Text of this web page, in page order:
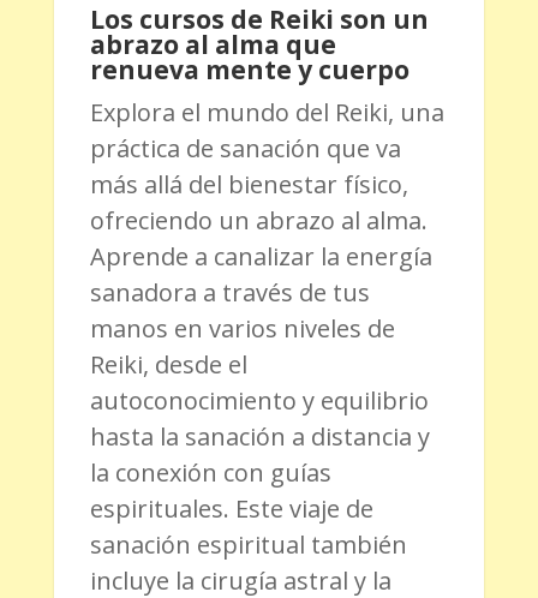
Los cursos de Reiki son un
abrazo al alma que
renueva mente y cuerpo
Explora el mundo del Reiki, una
práctica de sanación que va
más allá del bienestar físico,
ofreciendo un abrazo al alma.
Aprende a canalizar la energía
sanadora a través de tus
manos en varios niveles de
Reiki, desde el
autoconocimiento y equilibrio
hasta la sanación a distancia y
la conexión con guías
espirituales. Este viaje de
sanación espiritual también
incluye la cirugía astral y la